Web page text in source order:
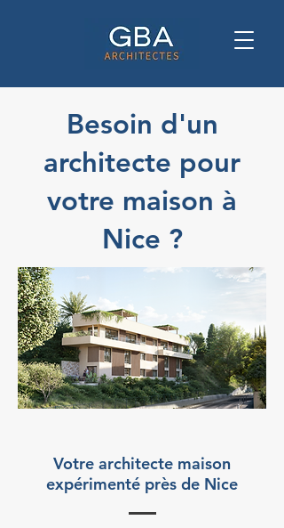
Besoin d'un
architecte pour
votre maison à
Nice ?
Votre architecte maison
expérimenté près de Nice